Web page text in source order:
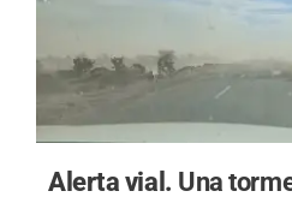
Alerta vial. Una